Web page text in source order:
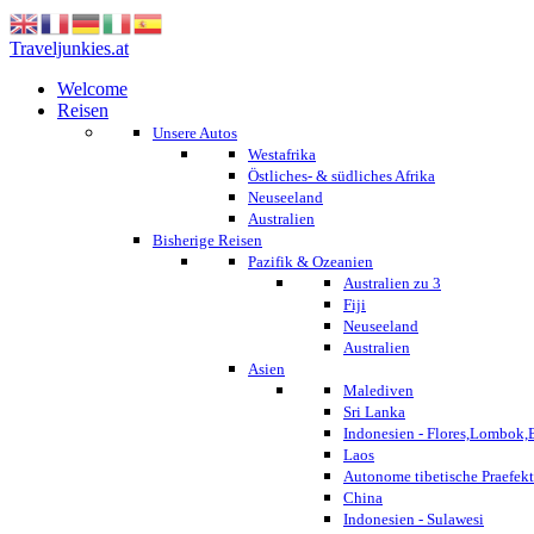
Traveljunkies.at
Welcome
Reisen
Unsere Autos
Westafrika
Östliches- & südliches Afrika
Neuseeland
Australien
Bisherige Reisen
Pazifik & Ozeanien
Australien zu 3
Fiji
Neuseeland
Australien
Asien
Malediven
Sri Lanka
Indonesien -
Laos
Autonome tibetische
China
Indonesien - Sulawesi